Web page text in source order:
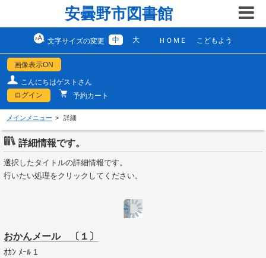
安曇野市図書館
文字サイズの変更 中 大 ＨＯＭＥ こどもよう
画像表示ON
こんにちはゲストさん
ログイン
予約カート
メインメニュー 詳細
詳細情報です。
選択したタイトルの詳細情報です。
行いたい処理をクリックしてください。
おかんメール 〔１〕
ｵｶﾝ ﾒｰﾙ 1